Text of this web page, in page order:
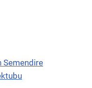
Semendire